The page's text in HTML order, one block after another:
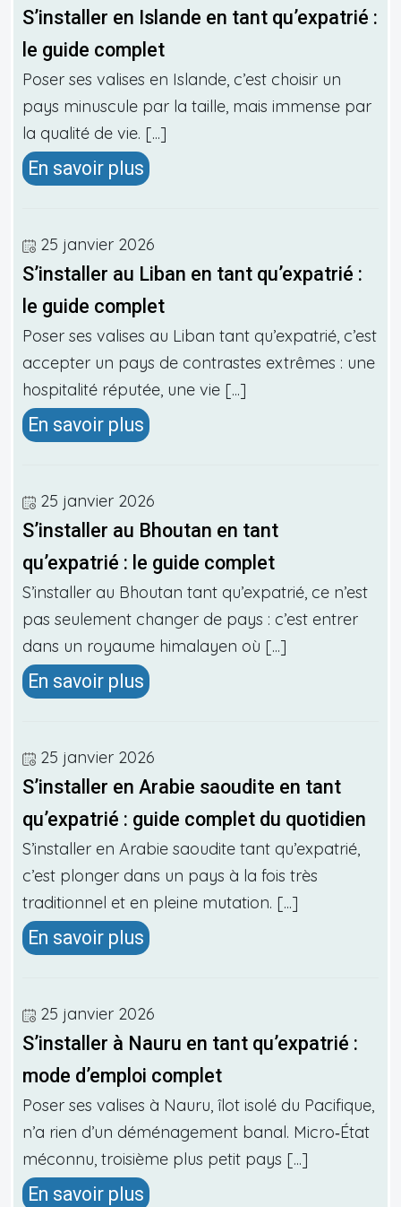
S’installer en Islande en tant qu’expatrié :
le guide complet
Poser ses valises en Islande, c’est choisir un
pays minuscule par la taille, mais immense par
la qualité de vie. [...]
En savoir plus
25 janvier 2026
S’installer au Liban en tant qu’expatrié :
le guide complet
Poser ses valises au Liban tant qu’expatrié, c’est
accepter un pays de contrastes extrêmes : une
hospitalité réputée, une vie [...]
En savoir plus
25 janvier 2026
S’installer au Bhoutan en tant
qu’expatrié : le guide complet
S’installer au Bhoutan tant qu’expatrié, ce n’est
pas seulement changer de pays : c’est entrer
dans un royaume himalayen où [...]
En savoir plus
25 janvier 2026
S’installer en Arabie saoudite en tant
qu’expatrié : guide complet du quotidien
S’installer en Arabie saoudite tant qu’expatrié,
c’est plonger dans un pays à la fois très
traditionnel et en pleine mutation. [...]
En savoir plus
25 janvier 2026
S’installer à Nauru en tant qu’expatrié :
mode d’emploi complet
Poser ses valises à Nauru, îlot isolé du Pacifique,
n’a rien d’un déménagement banal. Micro‑État
méconnu, troisième plus petit pays [...]
En savoir plus